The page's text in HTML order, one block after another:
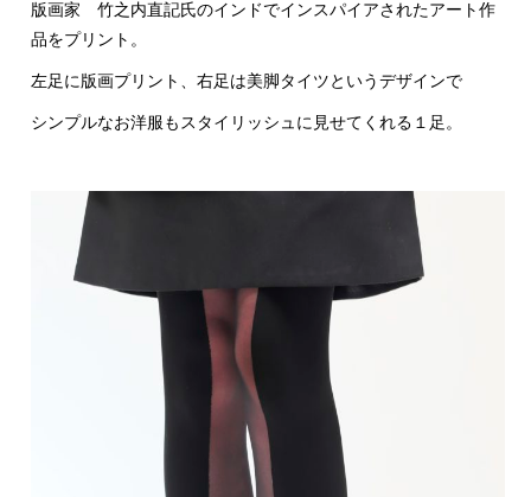
版画家 竹之内直記氏のインドでインスパイアされたアート作
品をプリント。
左足に版画プリント、右足は美脚タイツというデザインで
シンプルなお洋服もスタイリッシュに見せてくれる１足。